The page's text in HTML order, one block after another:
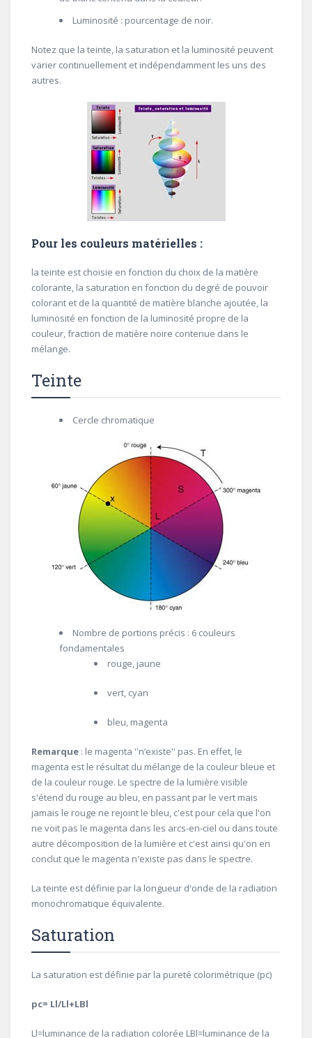
Luminosité : pourcentage de noir.
Notez que la teinte, la saturation et la luminosité peuvent
varier continuellement et indépendamment les uns des
autres.
Pour les couleurs matérielles :
la teinte est choisie en fonction du choix de la matière
colorante, la saturation en fonction du degré de pouvoir
colorant et de la quantité de matière blanche ajoutée, la
luminosité en fonction de la luminosité propre de la
couleur, fraction de matière noire contenue dans le
mélange.
Teinte
Cercle chromatique
Nombre de portions précis : 6 couleurs
fondamentales
rouge, jaune
vert, cyan
bleu, magenta
Remarque : le magenta ''n’existe'' pas. En effet, le
magenta est le résultat du mélange de la couleur bleue et
de la couleur rouge. Le spectre de la lumière visible
s'étend du rouge au bleu, en passant par le vert mais
jamais le rouge ne rejoint le bleu, c'est pour cela que l'on
ne voit pas le magenta dans les arcs-en-ciel ou dans toute
autre décomposition de la lumière et c'est ainsi qu'on en
conclut que le magenta n'existe pas dans le spectre.
La teinte est définie par la longueur d'onde de la radiation
monochromatique équivalente.
Saturation
La saturation est définie par la pureté colorimétrique (pc)
pc= Ll/Ll+LBl
Ll=luminance de la radiation colorée LBl=luminance de la